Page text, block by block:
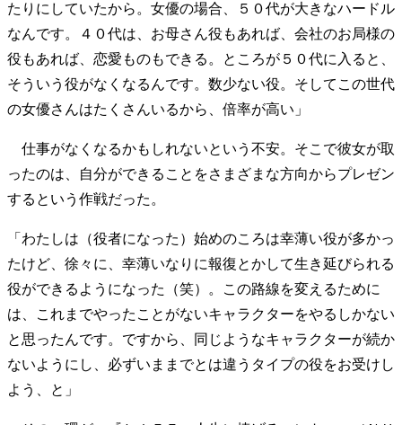
たりにしていたから。女優の場合、５０代が大きなハードル
なんです。４０代は、お母さん役もあれば、会社のお局様の
役もあれば、恋愛ものもできる。ところが５０代に入ると、
そういう役がなくなるんです。数少ない役。そしてこの世代
の女優さんはたくさんいるから、倍率が高い」
仕事がなくなるかもしれないという不安。そこで彼女が取
ったのは、自分ができることをさまざまな方向からプレゼン
するという作戦だった。
「わたしは（役者になった）始めのころは幸薄い役が多かっ
たけど、徐々に、幸薄いなりに報復とかして生き延びられる
役ができるようになった（笑）。この路線を変えるために
は、これまでやったことがないキャラクターをやるしかない
と思ったんです。ですから、同じようなキャラクターが続か
ないようにし、必ずいままでとは違うタイプの役をお受けし
よう、と」